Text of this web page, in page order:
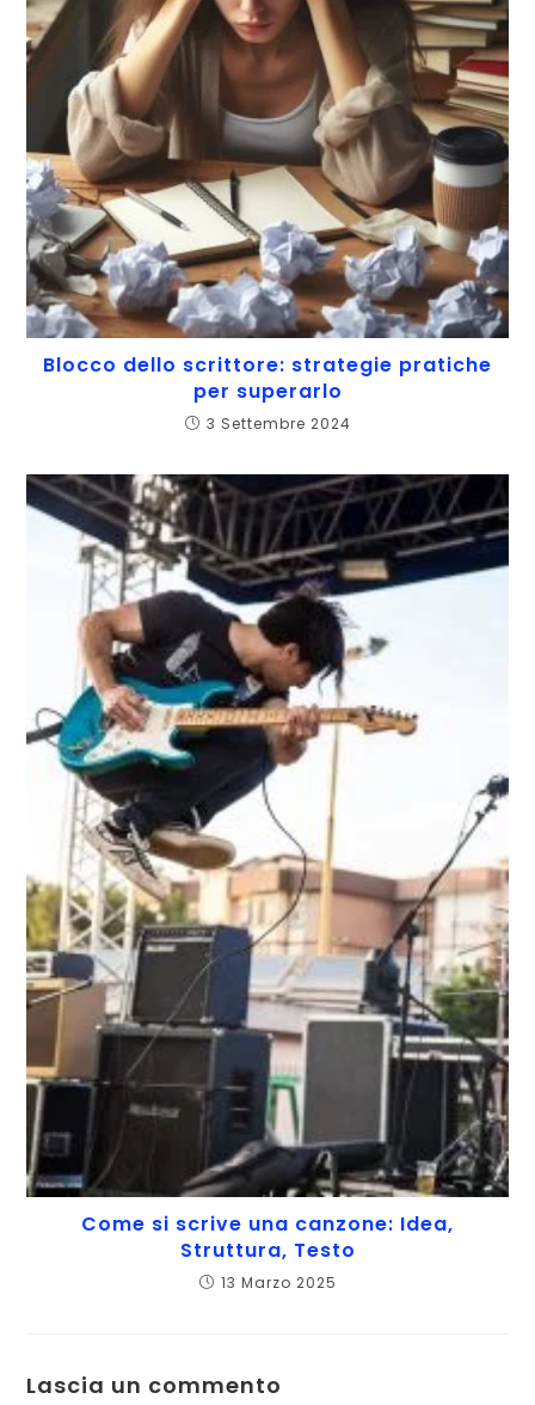
Blocco dello scrittore: strategie pratiche
per superarlo
3 Settembre 2024
Come si scrive una canzone: Idea,
Struttura, Testo
13 Marzo 2025
Lascia un commento